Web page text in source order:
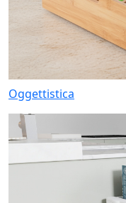
Oggettistica